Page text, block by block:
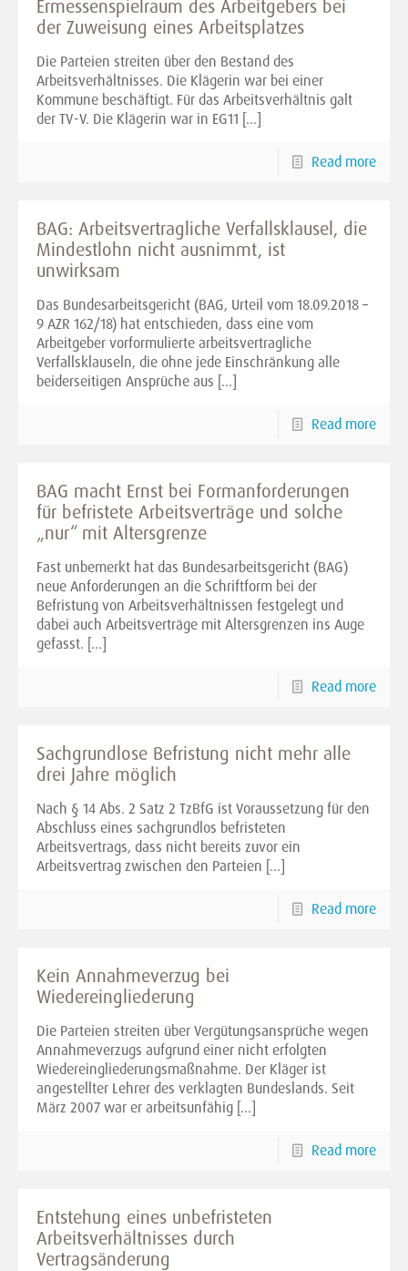
Ermessenspielraum des Arbeitgebers bei
der Zuweisung eines Arbeitsplatzes
Die Parteien streiten über den Bestand des
Arbeitsverhältnisses. Die Klägerin war bei einer
Kommune beschäftigt. Für das Arbeitsverhältnis galt
der TV-V. Die Klägerin war in EG11 […]
Read more
BAG: Arbeitsvertragliche Verfallsklausel, die
Mindestlohn nicht ausnimmt, ist
unwirksam
Das Bundesarbeitsgericht (BAG, Urteil vom 18.09.2018 –
9 AZR 162/18) hat entschieden, dass eine vom
Arbeitgeber vorformulierte arbeitsvertragliche
Verfallsklauseln, die ohne jede Einschränkung alle
beiderseitigen Ansprüche aus […]
Read more
BAG macht Ernst bei Formanforderungen
für befristete Arbeitsverträge und solche
„nur“ mit Altersgrenze
Fast unbemerkt hat das Bundesarbeitsgericht (BAG)
neue Anforderungen an die Schriftform bei der
Befristung von Arbeitsverhältnissen festgelegt und
dabei auch Arbeitsverträge mit Altersgrenzen ins Auge
gefasst. […]
Read more
Sachgrundlose Befristung nicht mehr alle
drei Jahre möglich
Nach § 14 Abs. 2 Satz 2 TzBfG ist Voraussetzung für den
Abschluss eines sachgrundlos befristeten
Arbeitsvertrags, dass nicht bereits zuvor ein
Arbeitsvertrag zwischen den Parteien […]
Read more
Kein Annahmeverzug bei
Wiedereingliederung
Die Parteien streiten über Vergütungsansprüche wegen
Annahmeverzugs aufgrund einer nicht erfolgten
Wiedereingliederungsmaßnahme. Der Kläger ist
angestellter Lehrer des verklagten Bundeslands. Seit
März 2007 war er arbeitsunfähig […]
Read more
Entstehung eines unbefristeten
Arbeitsverhältnisses durch
Vertragsänderung